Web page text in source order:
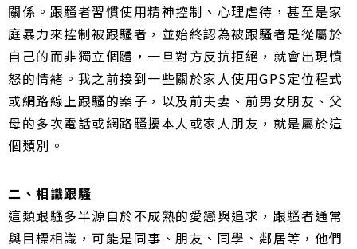
關係。 跟騷者習慣使用精神控制、心理虐待，甚至是家
庭暴力來控制被跟騷者，並始終認為被跟騷者是從屬於
自己的而非獨立個體，一旦對方反抗拒絕，就會出現憤
怒的情緒。 我之前接到一些關於家人使用GPS定位程式
或網路線上跟騷的案子，以及前夫妻、前男女朋友、父
母的多次電話或網路騷擾本人或家人朋友，就是屬於這
個類別。
二、相識跟騷
這類跟騷多半源自於不成熟的愛戀與追求，跟騷者通常
與目標相識，可能是同事、朋友、同學、鄰居等，他們